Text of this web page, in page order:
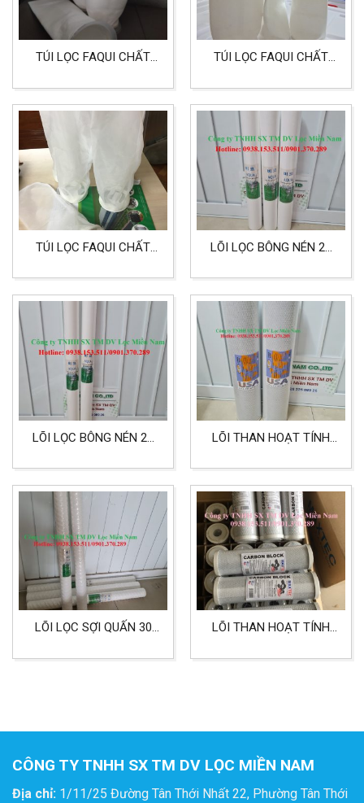
TÚI LỌC FAQUI CHẤT
TÚI LỌC FAQUI CHẤT
SIZE 4
TÚI LỌC FAQUI CHẤT
LÕI LỌC BÔNG NÉN 20
NƯỚC, THỰC PHẨM,
DẦU ĂN NƯỚC MẮM
LÕI LỌC BÔNG NÉN 20
NƯỚC, THỰC PHẨM
LÕI THAN HOẠT TÍNH
TỐT HƠN CHO THỰC
PHẨM
LÕI LỌC SỢI QUẤN 30
NƯỚC BỂ SI MẠ
LÕI THAN HOẠT TÍNH
HOẠT, LÕI LỌC SỐ 3
CÔNG TY TNHH SX TM DV LỌC MIỀN NAM
Địa chỉ: 1/11/25 Đường Tân Thới Nhất 22, Phường Tân Thới